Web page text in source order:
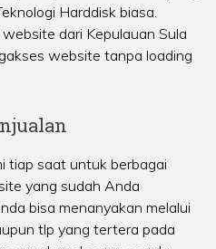
Harddisk biasa.
dari Kepulauan Sula
website tanpa loading
tiap saat untuk berbagai
yang sudah Anda
bisa menanyakan melalui
tlp yang tertera pada